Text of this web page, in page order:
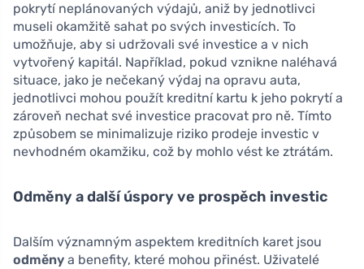
pokrytí neplánovaných výdajů, aniž by jednotlivci
museli okamžitě sahat po svých investicích. To
umožňuje, aby si udržovali své investice a v nich
vytvořený kapitál. Například, pokud vznikne naléhavá
situace, jako je nečekaný výdaj na opravu auta,
jednotlivci mohou použít kreditní kartu k jeho pokrytí a
zároveň nechat své investice pracovat pro ně. Tímto
způsobem se minimalizuje riziko prodeje investic v
nevhodném okamžiku, což by mohlo vést ke ztrátám.
Odměny a další úspory ve prospěch investic
Dalším významným aspektem kreditních karet jsou
odměny a benefity, které mohou přinést. Uživatelé